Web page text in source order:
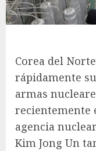
Corea del
rápidamente
armas
recientemente
agencia
Kim Jong Un